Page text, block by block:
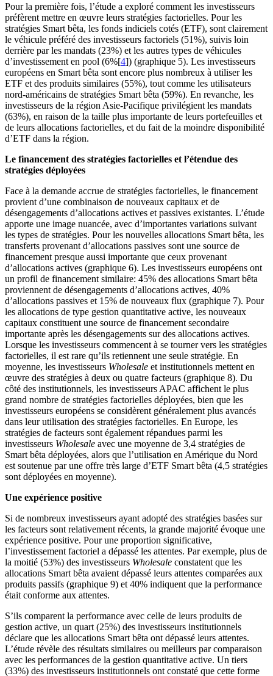
Pour la première fois, l’étude a exploré comment les investisseurs
préfèrent mettre en œuvre leurs stratégies factorielles. Pour les
stratégies Smart bêta, les fonds indiciels cotés (ETF), sont clairement
le véhicule préféré des investisseurs factoriels (51%), suivis loin
derrière par les mandats (23%) et les autres types de véhicules
d’investissement en pool (6%[4]) (graphique 5). Les investisseurs
européens en Smart bêta sont encore plus nombreux à utiliser les
ETF et des produits similaires (55%), tout comme les utilisateurs
nord-américains de stratégies Smart bêta (59%). En revanche, les
investisseurs de la région Asie-Pacifique privilégient les mandats
(63%), en raison de la taille plus importante de leurs portefeuilles et
de leurs allocations factorielles, et du fait de la moindre disponibilité
d’ETF dans la région.
Le financement des stratégies factorielles et l’étendue des
stratégies déployées
Face à la demande accrue de stratégies factorielles, le financement
provient d’une combinaison de nouveaux capitaux et de
désengagements d’allocations actives et passives existantes. L’étude
apporte une image nuancée, avec d’importantes variations suivant
les types de stratégies. Pour les nouvelles allocations Smart bêta, les
transferts provenant d’allocations passives sont une source de
financement presque aussi importante que ceux provenant
d’allocations actives (graphique 6). Les investisseurs européens ont
un profil de financement similaire: 45% des allocations Smart bêta
proviennent de désengagements d’allocations actives, 40%
d’allocations passives et 15% de nouveaux flux (graphique 7). Pour
les allocations de type gestion quantitative active, les nouveaux
capitaux constituent une source de financement secondaire
importante après les désengagements sur des allocations actives.
Lorsque les investisseurs commencent à se tourner vers les stratégies
factorielles, il est rare qu’ils retiennent une seule stratégie. En
moyenne, les investisseurs Wholesale et institutionnels mettent en
œuvre des stratégies à deux ou quatre facteurs (graphique 8). Du
côté des institutionnels, les investisseurs APAC affichent le plus
grand nombre de stratégies factorielles déployées, bien que les
investisseurs européens se considèrent généralement plus avancés
dans leur utilisation des stratégies factorielles. En Europe, les
stratégies de facteurs sont également répandues parmi les
investisseurs Wholesale avec une moyenne de 3,4 stratégies de
Smart bêta déployées, alors que l’utilisation en Amérique du Nord
est soutenue par une offre très large d’ETF Smart bêta (4,5 stratégies
sont déployées en moyenne).
Une expérience positive
Si de nombreux investisseurs ayant adopté des stratégies basées sur
les facteurs sont relativement récents, la grande majorité évoque une
expérience positive. Pour une proportion significative,
l’investissement factoriel a dépassé les attentes. Par exemple, plus de
la moitié (53%) des investisseurs Wholesale constatent que les
allocations Smart bêta avaient dépassé leurs attentes comparées aux
produits passifs (graphique 9) et 40% indiquent que la performance
était conforme aux attentes.
S’ils comparent la performance avec celle de leurs produits de
gestion active, un quart (25%) des investisseurs institutionnels
déclare que les allocations Smart bêta ont dépassé leurs attentes.
L’étude révèle des résultats similaires ou meilleurs par comparaison
avec les performances de la gestion quantitative active. Un tiers
(33%) des investisseurs institutionnels ont constaté que cette forme